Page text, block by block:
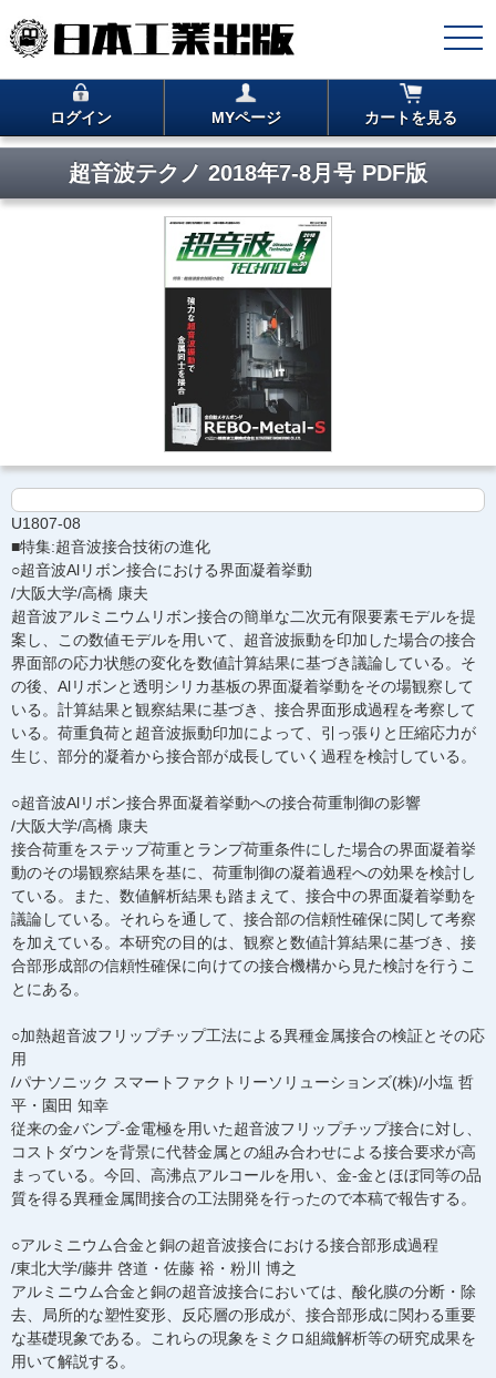
ログイン MYページ カートを見る
超音波テクノ 2018年7-8月号 PDF版
U1807-08
■特集:超音波接合技術の進化
○超音波Alリボン接合における界面凝着挙動
/大阪大学/高橋 康夫
超音波アルミニウムリボン接合の簡単な二次元有限要素モデルを提
案し、この数値モデルを用いて、超音波振動を印加した場合の接合
界面部の応力状態の変化を数値計算結果に基づき議論している。そ
の後、Alリボンと透明シリカ基板の界面凝着挙動をその場観察して
いる。計算結果と観察結果に基づき、接合界面形成過程を考察して
いる。荷重負荷と超音波振動印加によって、引っ張りと圧縮応力が
生じ、部分的凝着から接合部が成長していく過程を検討している。
○超音波Alリボン接合界面凝着挙動への接合荷重制御の影響
/大阪大学/高橋 康夫
接合荷重をステップ荷重とランプ荷重条件にした場合の界面凝着挙
動のその場観察結果を基に、荷重制御の凝着過程への効果を検討し
ている。また、数値解析結果も踏まえて、接合中の界面凝着挙動を
議論している。それらを通して、接合部の信頼性確保に関して考察
を加えている。本研究の目的は、観察と数値計算結果に基づき、接
合部形成部の信頼性確保に向けての接合機構から見た検討を行うこ
とにある。
○加熱超音波フリップチップ工法による異種金属接合の検証とその応
用
/パナソニック スマートファクトリーソリューションズ(株)/小塩 哲
平・園田 知幸
従来の金バンプ-金電極を用いた超音波フリップチップ接合に対し、
コストダウンを背景に代替金属との組み合わせによる接合要求が高
まっている。今回、高沸点アルコールを用い、金-金とほぼ同等の品
質を得る異種金属間接合の工法開発を行ったので本稿で報告する。
○アルミニウム合金と銅の超音波接合における接合部形成過程
/東北大学/藤井 啓道・佐藤 裕・粉川 博之
アルミニウム合金と銅の超音波接合においては、酸化膜の分断・除
去、局所的な塑性変形、反応層の形成が、接合部形成に関わる重要
な基礎現象である。これらの現象をミクロ組織解析等の研究成果を
用いて解説する。